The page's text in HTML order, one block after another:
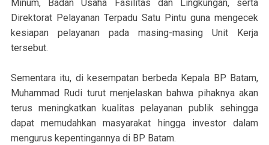
Minum, Badan Usaha Fasilitas dan Lingkungan, serta
Direktorat Pelayanan Terpadu Satu Pintu guna mengecek
kesiapan pelayanan pada masing-masing Unit Kerja
tersebut.
Sementara itu, di kesempatan berbeda Kepala BP Batam,
Muhammad Rudi turut menjelaskan bahwa pihaknya akan
terus meningkatkan kualitas pelayanan publik sehingga
dapat memudahkan masyarakat hingga investor dalam
mengurus kepentingannya di BP Batam.